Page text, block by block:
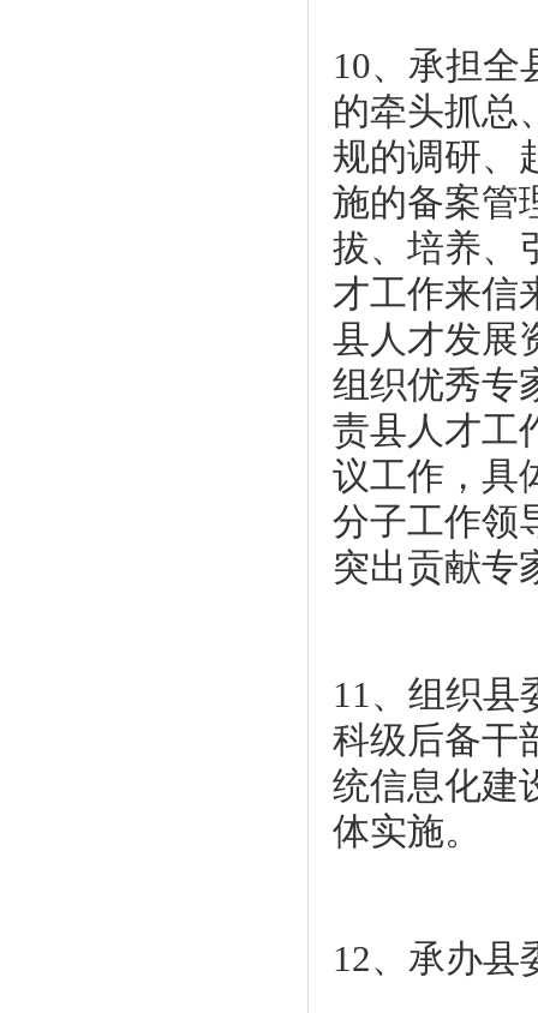
10、承担全
的牵头抓总
规的调研、
施的备案管
拔、培养、
才工作来信
县人才发展
组织优秀专
责县人才工
议工作，具
分子工作领
突出贡献专
11、组织县
科级后备干
统信息化建
体实施。
12、承办县